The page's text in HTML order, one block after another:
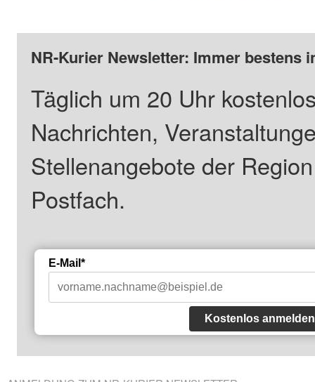
NR-Kurier Newsletter: Immer bestens
Täglich um 20 Uhr
Nachrichten,
Stellenangebote der
Postfach.
E-Mail*
Kostenlos anmelden